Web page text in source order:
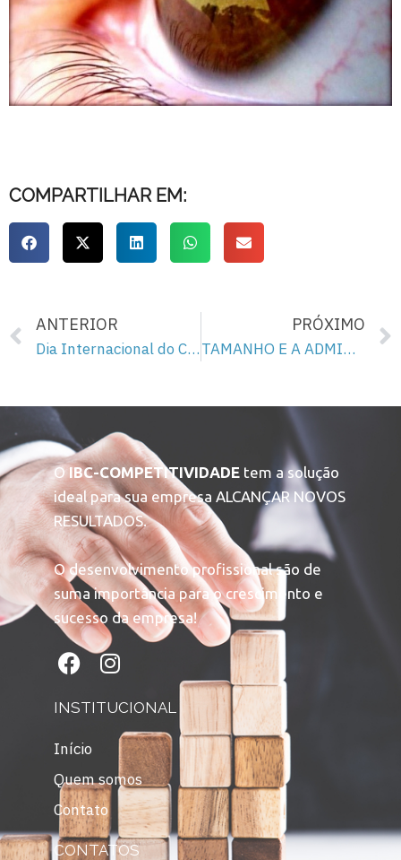
COMPARTILHAR EM:
ANTERIOR
Dia Internacional do Cooperativismo – 01/07/2019
PRÓXIMO
TAMANHO E A ADMINISTRAÇÃO DO TEMPO
O IBC-COMPETITIVIDADE tem a solução
ideal para sua empresa ALCANÇAR NOVOS
RESULTADOS.
O desenvolvimento profissional são de
suma importância para o crescimento e
sucesso da empresa!
INSTITUCIONAL
Início
Quem somos
Contato
CONTATOS